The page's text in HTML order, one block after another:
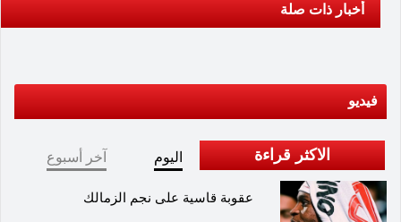
أخبار ذات صلة
فيديو
الاكثر قراءة اليوم آخر أسبوع
عقوبة قاسية على نجم الزمالك